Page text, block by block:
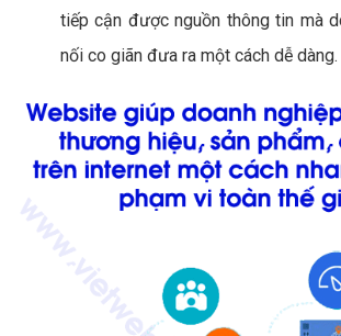
tiếp cận được nguồn thông tin mà
nối co giãn đưa ra một cách dễ dàng.